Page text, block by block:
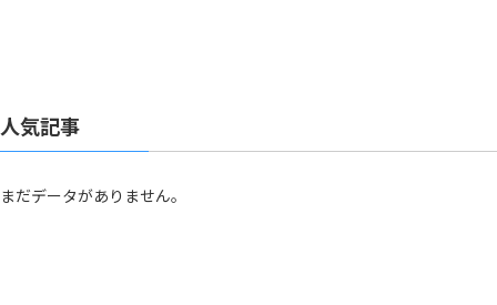
人気記事
まだデータがありません。